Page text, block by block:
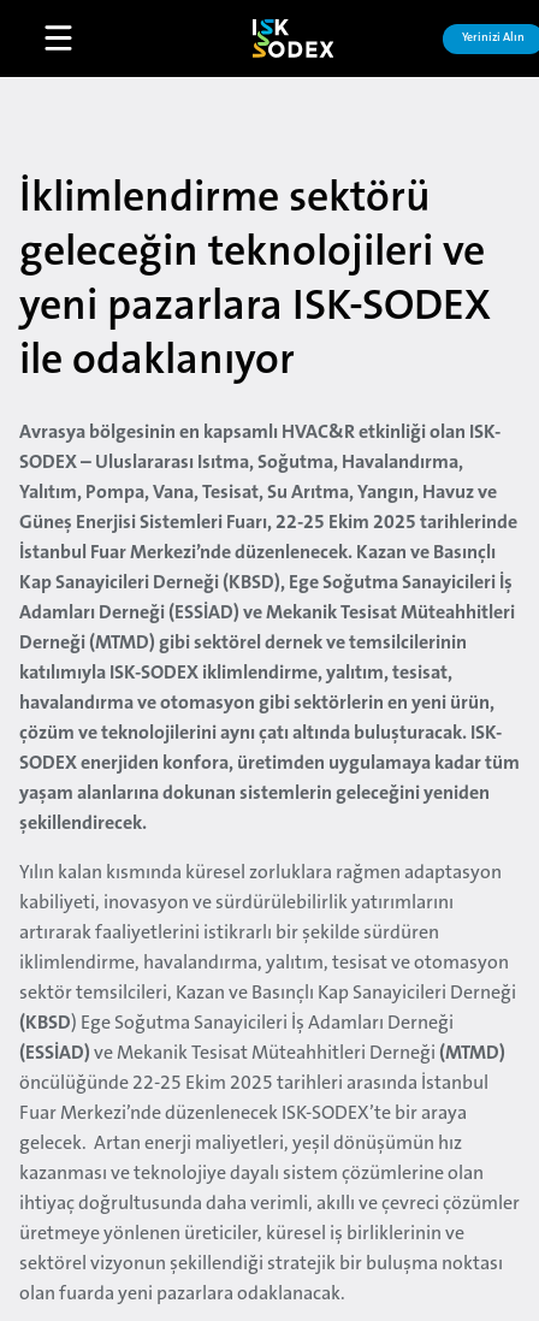
Open main menu Yerinizi Alın
İklimlendirme sektörü
geleceğin teknolojileri ve
yeni pazarlara ISK-SODEX
ile odaklanıyor
Avrasya bölgesinin en kapsamlı HVAC&R etkinliği olan ISK-
SODEX – Uluslararası Isıtma, Soğutma, Havalandırma,
Yalıtım, Pompa, Vana, Tesisat, Su Arıtma, Yangın, Havuz ve
Güneş Enerjisi Sistemleri Fuarı, 22-25 Ekim 2025 tarihlerinde
İstanbul Fuar Merkezi’nde düzenlenecek. Kazan ve Basınçlı
Kap Sanayicileri Derneği (KBSD), Ege Soğutma Sanayicileri İş
Adamları Derneği (ESSİAD) ve Mekanik Tesisat Müteahhitleri
Derneği (MTMD) gibi sektörel dernek ve temsilcilerinin
katılımıyla ISK-SODEX iklimlendirme, yalıtım, tesisat,
havalandırma ve otomasyon gibi sektörlerin en yeni ürün,
çözüm ve teknolojilerini aynı çatı altında buluşturacak. ISK-
SODEX enerjiden konfora, üretimden uygulamaya kadar tüm
yaşam alanlarına dokunan sistemlerin geleceğini yeniden
şekillendirecek.
Yılın kalan kısmında küresel zorluklara rağmen adaptasyon
kabiliyeti, inovasyon ve sürdürülebilirlik yatırımlarını
artırarak faaliyetlerini istikrarlı bir şekilde sürdüren
iklimlendirme, havalandırma, yalıtım, tesisat ve otomasyon
sektör temsilcileri, Kazan ve Basınçlı Kap Sanayicileri Derneği
(KBSD) Ege Soğutma Sanayicileri İş Adamları Derneği
(ESSİAD) ve Mekanik Tesisat Müteahhitleri Derneği (MTMD)
öncülüğünde 22-25 Ekim 2025 tarihleri arasında İstanbul
Fuar Merkezi’nde düzenlenecek ISK-SODEX’te bir araya
gelecek. Artan enerji maliyetleri, yeşil dönüşümün hız
kazanması ve teknolojiye dayalı sistem çözümlerine olan
ihtiyaç doğrultusunda daha verimli, akıllı ve çevreci çözümler
üretmeye yönlenen üreticiler, küresel iş birliklerinin ve
sektörel vizyonun şekillendiği stratejik bir buluşma noktası
olan fuarda yeni pazarlara odaklanacak.